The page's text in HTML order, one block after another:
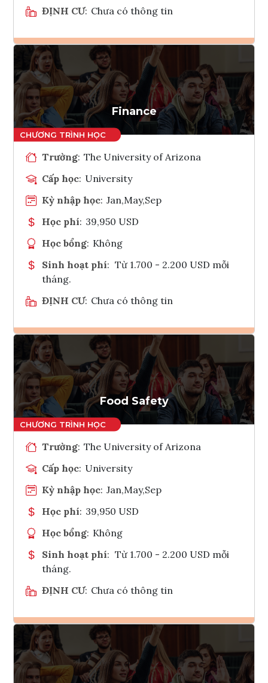
ĐỊNH CƯ: Chưa có thông tin
Ghi danh
Tham vấn Interlink
Finance
Trường: The University of Arizona
Cấp học: University
Kỳ nhập học: Jan,May,Sep
Học phí: 39,950 USD
Học bổng: Không
Sinh hoạt phí: Từ 1.700 - 2.200 USD mỗi
tháng.
ĐỊNH CƯ: Chưa có thông tin
Ghi danh
Tham vấn Interlink
Food Safety
Trường: The University of Arizona
Cấp học: University
Kỳ nhập học: Jan,May,Sep
Học phí: 39,950 USD
Học bổng: Không
Sinh hoạt phí: Từ 1.700 - 2.200 USD mỗi
tháng.
ĐỊNH CƯ: Chưa có thông tin
Ghi danh
Tham vấn Interlink